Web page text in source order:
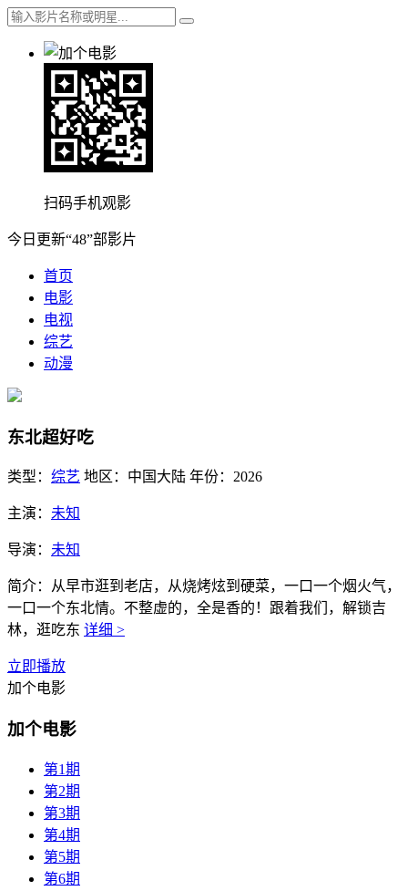
扫码手机观影
今日更新“48”部影片
首页
电影
电视
综艺
动漫
东北超好吃
类型： 综艺 地区： 中国大陆 年份： 2026
主演： 未知
导演： 未知
简介： 从早市逛到老店，从烧烤炫到硬菜，一口一个烟火气，
一口一个东北情。不整虚的，全是香的！跟着我们，解锁吉
林，逛吃东 详细 >
立即播放
加个电影
加个电影
第1期
第2期
第3期
第4期
第5期
第6期